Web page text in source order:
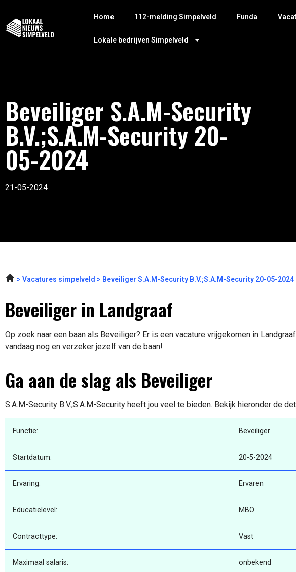
Home 112-melding Simpelveld Funda
Lokale bedrijven Simpelveld
Beveiliger S.A.M-Security
B.V.;S.A.M-Security 20-
05-2024
21-05-2024
Vacatures simpelveld Beveiliger S.A.M-Security B.V.;S.A.M-Security 20-05-2024
Beveiliger in Landgraaf
Op zoek naar een baan als Beveiliger? Er is een vacature vrijgekomen in
vandaag nog en verzeker jezelf van de baan!
Ga aan de slag als Beveiliger
S.A.M-Security B.V.;S.A.M-Security heeft jou veel te bieden. Bekijk hieronder de
Functie: Beveiliger
Startdatum: 20-5-2024
Ervaring: Ervaren
Educatielevel: MBO
Contracttype: Vast
Maximaal salaris: onbekend